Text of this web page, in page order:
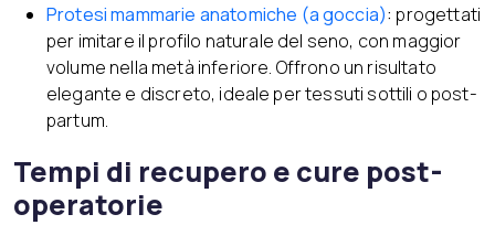
Protesi mammarie anatomiche (a goccia): progettati
per imitare il profilo naturale del seno, con maggior
volume nella metà inferiore. Offrono un risultato
elegante e discreto, ideale per tessuti sottili o post-
partum.
Tempi di recupero e cure post-
operatorie